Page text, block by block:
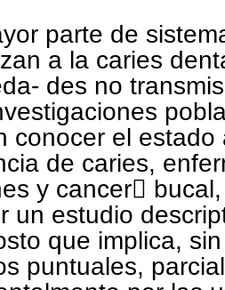
parte de
a la caries
des no
conocer el estado
de caries,
y cancer￿
un estudio
que implica,
puntuales,